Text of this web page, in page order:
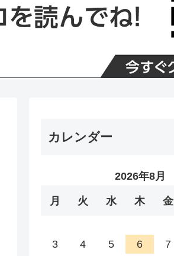
カレンダー
2026年8月
月 火 水 木 金
3
4 5 6 7